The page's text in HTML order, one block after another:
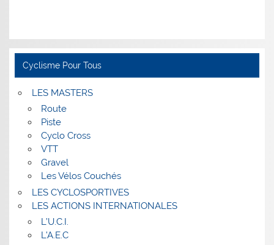
Cyclisme Pour Tous
LES MASTERS
Route
Piste
Cyclo Cross
VTT
Gravel
Les Vélos Couchés
LES CYCLOSPORTIVES
LES ACTIONS INTERNATIONALES
L’U.C.I.
L’A.E.C